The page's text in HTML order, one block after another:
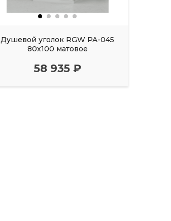
Душевой уголок RGW PA-045
80х100 матовое
58 935 ₽